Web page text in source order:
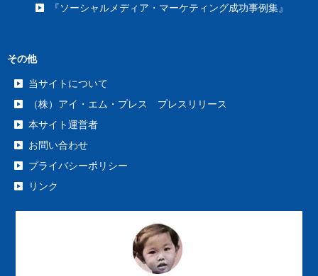
『ソーシャルメディア・マーケティング成功事例集』
その他
当サイトについて
（株）アイ・エム・プレス プレスリリース
本サイト運営者
お問い合わせ
プライバシーポリシー
リンク